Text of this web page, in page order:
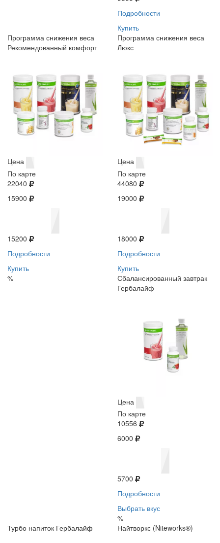
Подробности
Купить
Программа снижения веса
Рекомендованный комфорт
Цена
По карте
22040
15900
15200
Подробности
Купить
%
Программа снижения веса
Люкс
Цена
По карте
44080
19000
18000
Подробности
Купить
Сбалансированный завтрак
Гербалайф
Цена
По карте
10556
6000
5700
Подробности
Выбрать вкус
%
Турбо напиток Гербалайф
Найтворкс (Niteworks®)